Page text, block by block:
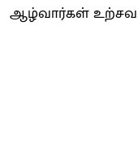
ஆழ்வார்கள்